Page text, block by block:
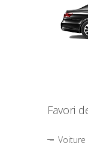
Favori
Voiture